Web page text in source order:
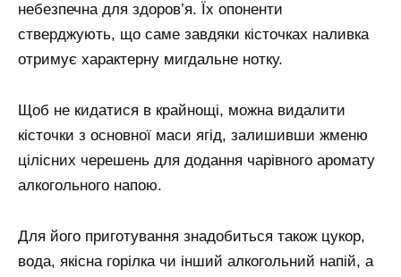
небезпечна для здоров’я. Їх опоненти
стверджують, що саме завдяки кісточках наливка
отримує характерну мигдальне нотку.
Щоб не кидатися в крайнощі, можна видалити
кісточки з основної маси ягід, залишивши жменю
цілісних черешень для додання чарівного аромату
алкогольного напою.
Для його приготування знадобиться також цукор,
вода, якісна горілка чи інший алкогольний напій, а